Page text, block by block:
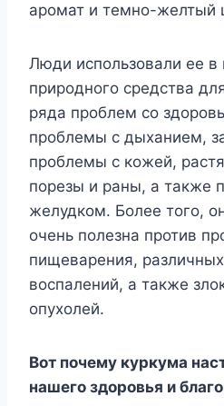
аромат и темно-желтый
Люди использовали ее
природного средства
ряда проблем со
проблемы с дыханием,
проблемы с кожей,
порезы и раны, а также
желудком. Более того,
очень полезна против
пищеварения,
воспалений, а также
опухолей.
Вот почему куркума
нашего здоровья и